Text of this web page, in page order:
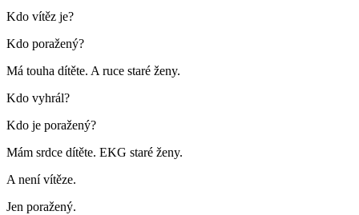
Kdo vítěz je?
Kdo poražený?
Má touha dítěte. A ruce staré ženy.
Kdo vyhrál?
Kdo je poražený?
Mám srdce dítěte. EKG staré ženy.
A není vítěze.
Jen poražený.